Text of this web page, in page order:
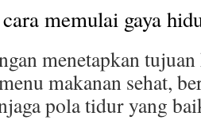
memulai gaya
menetapkan tujuan
makanan sehat,
pola tidur yang